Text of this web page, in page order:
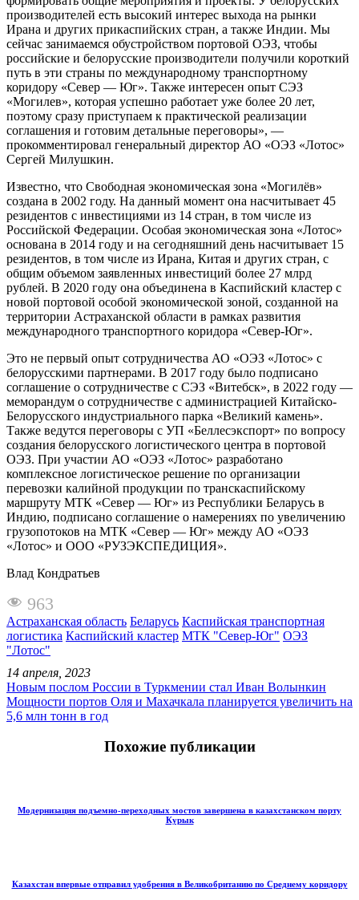
производителей есть высокий интерес выхода на рынки
Ирана и других прикаспийских стран, а также Индии. Мы
сейчас занимаемся обустройством портовой ОЭЗ, чтобы
российские и белорусские производители получили короткий
путь в эти страны по международному транспортному
коридору «Север — Юг». Также интересен опыт СЭЗ
«Могилев», которая успешно работает уже более 20 лет,
поэтому сразу приступаем к практической реализации
соглашения и готовим детальные переговоры», —
прокомментировал генеральный директор АО «ОЭЗ «Лотос»
Сергей Милушкин.
Известно, что Свободная экономическая зона «Могилёв»
создана в 2002 году. На данный момент она насчитывает 45
резидентов с инвестициями из 14 стран, в том числе из
Российской Федерации. Особая экономическая зона «Лотос»
основана в 2014 году и на сегодняшний день насчитывает 15
резидентов, в том числе из Ирана, Китая и других стран, с
общим объемом заявленных инвестиций более 27 млрд
рублей. В 2020 году она объединена в Каспийский кластер с
новой портовой особой экономической зоной, созданной на
территории Астраханской области в рамках развития
международного транспортного коридора «Север-Юг».
Это не первый опыт сотрудничества АО «ОЭЗ «Лотос» с
белорусскими партнерами. В 2017 году было подписано
соглашение о сотрудничестве с СЭЗ «Витебск», в 2022 году —
меморандум о сотрудничестве с администрацией Китайско-
Белорусского индустриального парка «Великий камень».
Также ведутся переговоры с УП «Беллесэкспорт» по вопросу
создания белорусского логистического центра в портовой
ОЭЗ. При участии АО «ОЭЗ «Лотос» разработано
комплексное логистическое решение по организации
перевозки калийной продукции по транскаспийскому
маршруту МТК «Север — Юг» из Республики Беларусь в
Индию, подписано соглашение о намерениях по увеличению
грузопотоков на МТК «Север — Юг» между АО «ОЭЗ
«Лотос» и ООО «РУЗЭКСПЕДИЦИЯ».
Влад Кондратьев
963
Астраханская область Беларусь Каспийская транспортная
логистика Каспийский кластер МТК "Север-Юг" ОЭЗ
"Лотос"
14 апреля, 2023
Новым послом России в Туркмении стал Иван Волынкин
Мощности портов Оля и Махачкала планируется увеличить на
5,6 млн тонн в год
Похожие публикации
Модернизация подъемно-переходных мостов завершена в казахстанском порту
Курык
Казахстан впервые отправил удобрения в Великобританию по Среднему коридору